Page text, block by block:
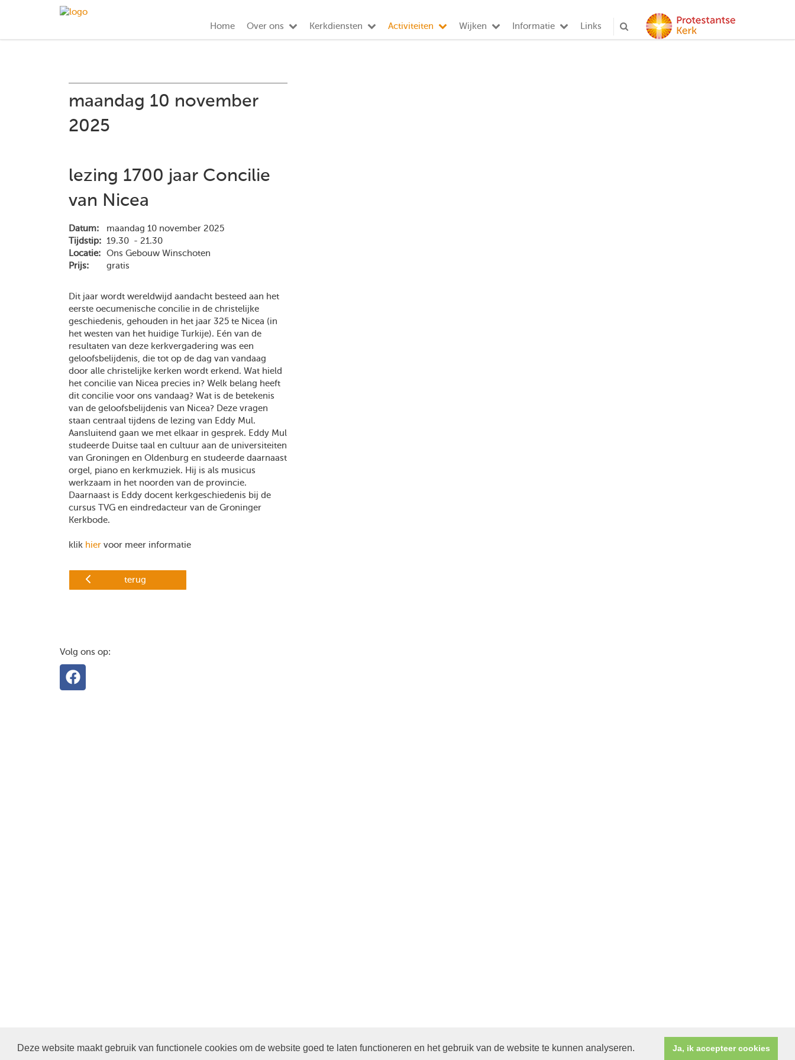
Deze website maakt gebruik van functionele cookies om de website goed te laten functioneren en het gebruik van de website te kunnen analyseren. Ja, ik accepteer cookies
Home Over ons Kerkdiensten Activiteiten Wijken Informatie Links
maandag 10 november
2025
lezing 1700 jaar Concilie
van Nicea
Datum:
maandag 10 november 2025
Tijdstip: 19.30 - 21.30
Locatie:
Ons Gebouw Winschoten
Prijs:
gratis
Dit jaar wordt wereldwijd aandacht besteed aan het
eerste oecumenische concilie in de christelijke
geschiedenis, gehouden in het jaar 325 te Nicea (in
het westen van het huidige Turkije). Eén van de
resultaten van deze kerkvergadering was een
geloofsbelijdenis, die tot op de dag van vandaag
door alle christelijke kerken wordt erkend. Wat hield
het concilie van Nicea precies in? Welk belang heeft
dit concilie voor ons vandaag? Wat is de betekenis
van de geloofsbelijdenis van Nicea? Deze vragen
staan centraal tijdens de lezing van Eddy Mul.
Aansluitend gaan we met elkaar in gesprek. Eddy Mul
studeerde Duitse taal en cultuur aan de universiteiten
van Groningen en Oldenburg en studeerde daarnaast
orgel, piano en kerkmuziek. Hij is als musicus
werkzaam in het noorden van de provincie.
Daarnaast is Eddy docent kerkgeschiedenis bij de
cursus TVG en eindredacteur van de Groninger
Kerkbode.
klik hier voor meer informatie
terug
Volg ons op: